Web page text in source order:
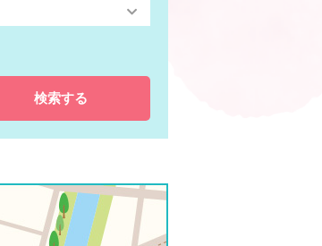
検索する